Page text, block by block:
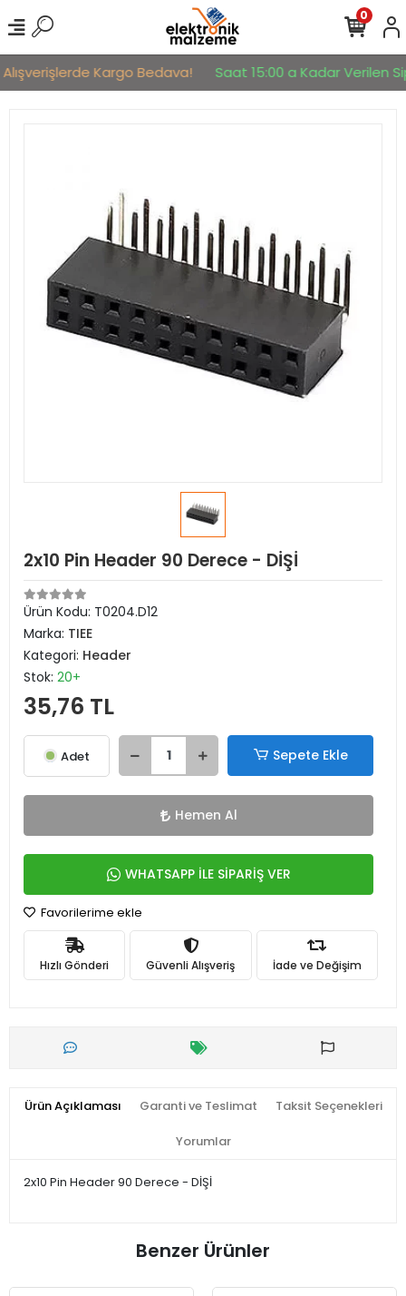
Kargo Bedava! Saat 15:00 a Kadar Verilen
0
2x10 Pin Header 90 Derece - DİŞİ
Ürün Kodu: T0204.D12
Marka: TIEE
Kategori: Header
Stok: 20+
35,76 TL
Adet Sepete Ekle
Hemen Al
WHATSAPP İLE SİPARİŞ VER
Favorilerime ekle
Hızlı Gönderi Güvenli Alışveriş İade ve Değişim
Ürün Açıklaması Garanti ve Teslimat Taksit Seçenekleri
Yorumlar
2x10 Pin Header 90 Derece - DİŞİ
Benzer Ürünler